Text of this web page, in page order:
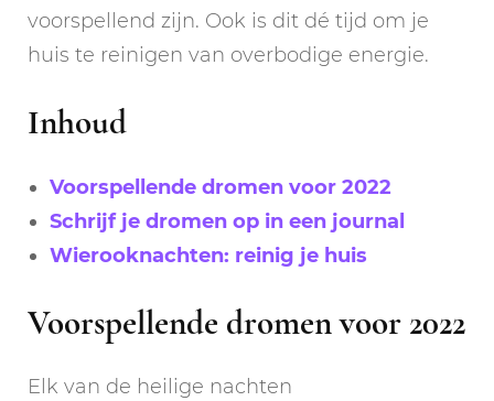
voorspellend zijn. Ook is dit dé tijd om je
huis te reinigen van overbodige energie.
Inhoud
Voorspellende dromen voor 2022
Schrijf je dromen op in een journal
Wierooknachten: reinig je huis
Voorspellende dromen voor 2022
Elk van de heilige nachten